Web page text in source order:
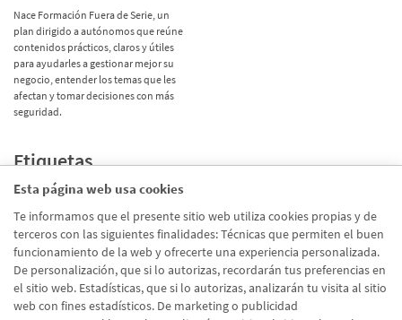
Esta página web usa cookies
Te informamos que el presente sitio web utiliza cookies propias y de
terceros con las siguientes finalidades: Técnicas que permiten el buen
funcionamiento de la web y ofrecerte una experiencia personalizada.
De personalización, que si lo autorizas, recordarán tus preferencias en
el sitio web. Estadísticas, que si lo autorizas, analizarán tu visita al sitio
web con fines estadísticos. De marketing o publicidad
Nace Formación Fuera de Serie, un
plan dirigido a autónomos que reúne
contenidos prácticos, claros y útiles
para ayudarles a gestionar mejor su
negocio, entender los temas que les
afectan y tomar decisiones con más
seguridad.
Etiquetas
Promociones
Corporativo(39)
Emprendedores (26)
Talento(20)